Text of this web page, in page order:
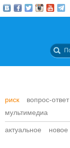
риск вопрос-ответ
мультимедиа
актуальное новое